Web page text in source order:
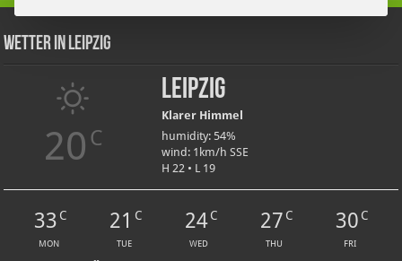
Wetter in Leipzig
20 C
Leipzig
Klarer Himmel
humidity: 54%
wind: 1km/h SSE
H 22 • L 19
33 C
MON
21 C
TUE
24C
WED
27 C
THU
30 C
FRI